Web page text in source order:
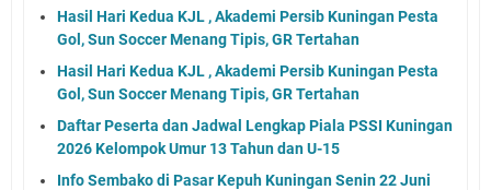
Hasil Hari Kedua KJL , Akademi Persib Kuningan Pesta
Gol, Sun Soccer Menang Tipis, GR Tertahan
Hasil Hari Kedua KJL , Akademi Persib Kuningan Pesta
Gol, Sun Soccer Menang Tipis, GR Tertahan
Daftar Peserta dan Jadwal Lengkap Piala PSSI Kuningan
2026 Kelompok Umur 13 Tahun dan U-15
Info Sembako di Pasar Kepuh Kuningan Senin 22 Juni